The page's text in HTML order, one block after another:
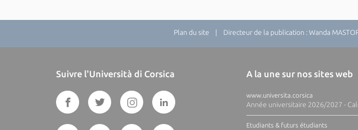
Plan du site | Directeur de la publication : Wanda
Suivre l'Università di Corsica A la une sur nos sites web
www.universita.corsica
Année universitaire 2026/2027 -
Etudiants & futurs étudiants